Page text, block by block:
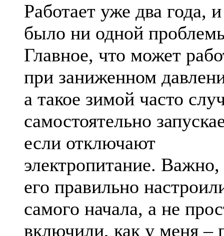
Работает уже два года,
было ни одной
Главное, что может
при заниженном
а такое зимой часто
самостоятельно
если отключают
электропитание.
его правильно
самого начала, а не
включили, как у меня –